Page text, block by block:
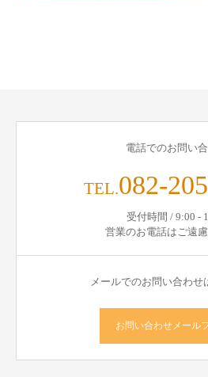
電話でのお問い
TEL.082-
受付時間 / 9:00 -
営業のお電話はご遠
メールでのお問い合わせ
お問い合わせメール